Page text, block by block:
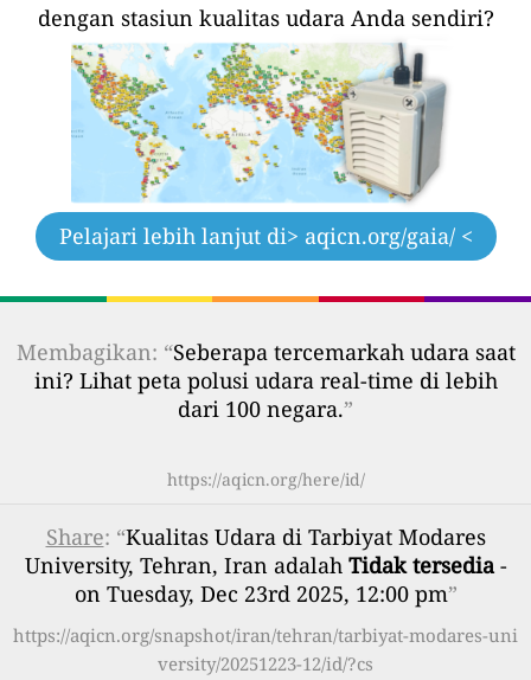
dengan stasiun kualitas udara Anda sendiri?
Pelajari lebih lanjut di> aqicn.org/gaia/ <
Membagikan: “Seberapa tercemarkah udara saat
ini? Lihat peta polusi udara real-time di lebih
dari 100 negara.”
https://aqicn.org/here/id/
Share: “Kualitas Udara di Tarbiyat Modares
University, Tehran, Iran adalah Tidak tersedia-
on Tuesday, Dec 23rd 2025, 12:00 pm”
https://aqicn.org/snapshot/iran/tehran/tarbiyat-modares-uni
versity/20251223-12/id/?cs